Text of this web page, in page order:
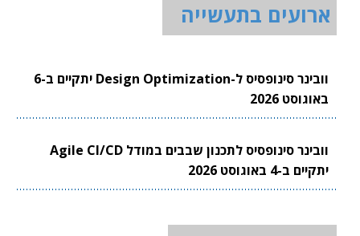
ארועים בתעשייה
וובינר סינופסיס ל-Design Optimization יתקיים ב-6
באוגוסט 2026
וובינר סינופסיס לתכנון שבבים במודל Agile CI/CD
יתקיים ב-4 באוגוסט 2026